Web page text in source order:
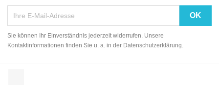
Sie können Ihr Einverständnis jederzeit widerrufen. Unsere
Kontaktinformationen finden Sie u. a. in der Datenschutzerklärung.